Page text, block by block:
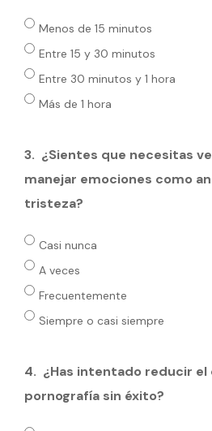
Menos de 15 minutos
Entre 15 y 30 minutos
Entre 30 minutos y 1 hora
Más de 1 hora
3. ¿Sientes que necesitas
manejar emociones como
tristeza?
Casi nunca
A veces
Frecuentemente
Siempre o casi siempre
4. ¿Has intentado reducir el
pornografía sin éxito?